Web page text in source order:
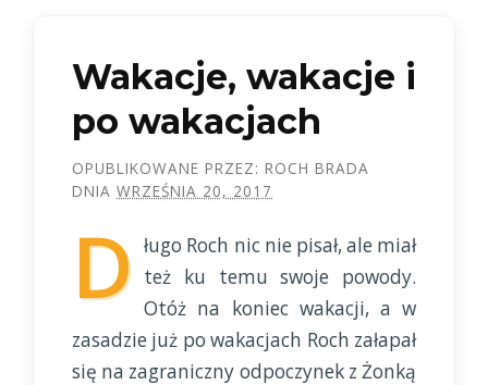
Wakacje, wakacje i
po wakacjach
OPUBLIKOWANE PRZEZ: ROCH BRADA
DNIA WRZEŚNIA 20, 2017
D ługo Roch nic nie pisał, ale miał
też ku temu swoje powody.
Otóż na koniec wakacji, a w
zasadzie już po wakacjach Roch załapał
się na zagraniczny odpoczynek z Żonką